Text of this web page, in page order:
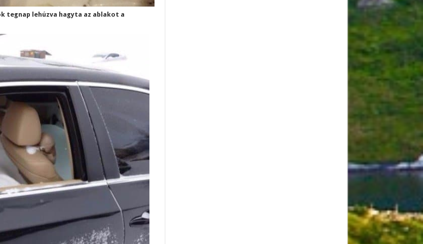
tegnap lehúzva hagyta az ablakot a